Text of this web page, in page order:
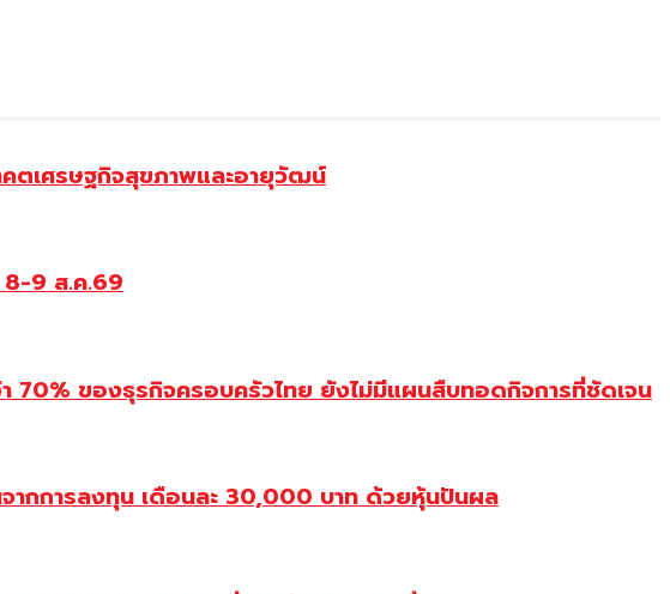
ตเศรษฐกิจสุขภาพและอายุวัฒน์
8-9 ส.ค.69
ของธุรกิจครอบครัวไทย ยังไม่มีแผนสืบทอดกิจการที่ชัดเจน
กการลงทุน เดือนละ 30,000 บาท ด้วยหุ้นปันผล